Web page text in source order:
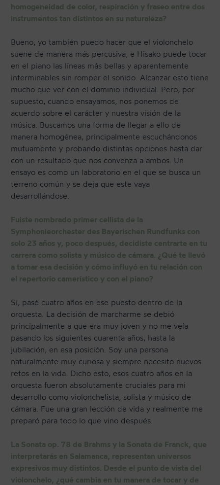
homogeneidad de color, respiración y fraseo entre dos
instrumentos tan distintos en su naturaleza?
Bueno, yo también puedo hacer que el violonchelo
suene de manera más percusiva, e Hisako puede tocar
en el piano las líneas más bellas y aparentemente
interminables sin romper el sonido. Alcanzar esto tiene
mucho que ver con el dominio individual. Pero, por
supuesto, cuando ensayamos, nos ponemos de
acuerdo sobre el carácter y nuestra visión de la
música. Buscamos una forma de llegar a ello de
manera homogénea, principalmente escuchándonos
mutuamente y probando distintas opciones hasta dar
con un resultado que nos convenza a ambos. Un
ensayo es como un laboratorio en el que se busca un
terreno común y se deja que este vaya
desarrollándose.
Fuiste nombrado primer cellista de la
Symphonieorchester des Bayerischen Rundfunks con
solo 23 años y, poco después, decidiste centrarte en tu
carrera como solista y músico de cámara. ¿Qué te llevó
a tomar esa decisión y cómo influyó en tu relación con
el repertorio camerístico y con el piano?
Sí, pasé cuatro años en ese puesto dentro de la
orquesta. La decisión de marcharme se debió
principalmente a que era muy joven y no me veía
pasando los siguientes cuarenta años, hasta la
jubilación, en esa posición. Soy una persona
naturalmente muy curiosa y siempre necesito nuevos
retos en la vida. Dicho esto, esos cuatro años en la
orquesta fueron absolutamente cruciales para mi
desarrollo como violonchelista, solista y músico de
cámara. Fue una gran lección de vida y realmente me
preparó para todo lo que vino después.
La Sonata op. 78 de Brahms y la Sonata de Franck, que
interpretarás en Salamanca, representan universos
expresivos muy distintos. Desde el punto de vista del
violonchelo, ¿qué cambia en tu manera de tocar y de